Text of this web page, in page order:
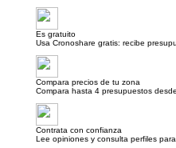
Es gratuito
Usa Cronoshare gratis: recibe
Compara precios de tu zona
Compara hasta 4 presupuestos
Contrata con confianza
Lee opiniones y consulta perfiles para